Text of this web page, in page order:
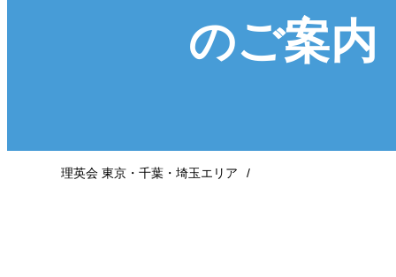
のご案内
理英会 東京・千葉・埼玉エリア